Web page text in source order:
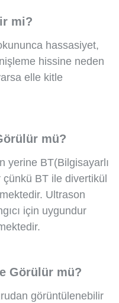
mi?
hassasiyet,
hissine neden
elle kitle
mü?
yerine BT(Bilgisayarlı
BT ile divertikül
Ultrason
için uygundur
Görülür mü?
görüntülenebilir